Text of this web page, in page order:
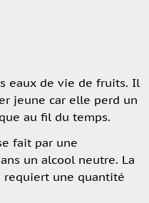
eaux de vie de fruits. Il
jeune car elle perd un
au fil du temps.
fait par une
un alcool neutre. La
requiert une quantité